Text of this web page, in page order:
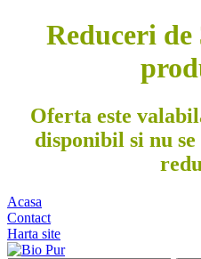
Reduceri
Oferta este
disponibil si nu
Acasa
Contact
Harta site